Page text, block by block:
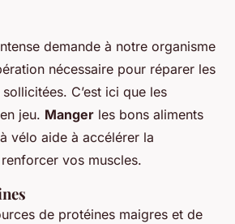
demande à notre organisme
nécessaire pour réparer les
C’est ici que les
jeu. Manger les bons aliments
vélo aide à accélérer la
vos muscles.
de protéines maigres et de